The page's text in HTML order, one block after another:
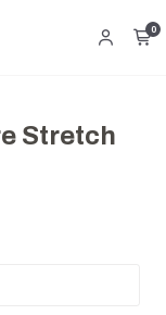
0
Stretch